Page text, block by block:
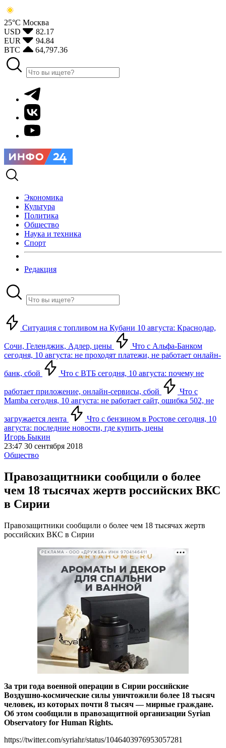
25°С Москва
USD
82.17
EUR
94.84
BTC
64,797.36
Экономика
Культура
Политика
Общество
Наука и техника
Спорт
Редакция
Ситуация с топливом на Кубани 10 августа: Краснодар,
Сочи, Геленджик, Адлер, цены
Что с Альфа-Банком
сегодня, 10 августа: не проходят платежи, не работает онлайн-
банк, сбой Что с ВТБ сегодня, 10 августа: почему не
работает приложение, онлайн-сервисы, сбой
Что с
Mamba сегодня, 10 августа: не работает сайт, ошибка 502, не
загружается лента
Что с бензином в Ростове сегодня, 10
августа: последние новости, где купить, цены
Игорь Быкин
23:47 30 сентября 2018
Общество
Правозащитники сообщили о более
чем 18 тысячах жертв российских ВКС
в Сирии
Правозащитники сообщили о более чем 18 тысячах жертв
российских ВКС в Сирии
РЕКЛАМА • ООО «ДРУЖБА» ИНН 9704146411
За три года военной операции в Сирии российские
Воздушно-космические силы уничтожили более 18 тысяч
человек, из которых почти 8 тысяч — мирные граждане.
Об этом сообщили в правозащитной организации Syrian
Observatory for Human Rights.
https://twitter.com/syriahr/status/1046403976953057281